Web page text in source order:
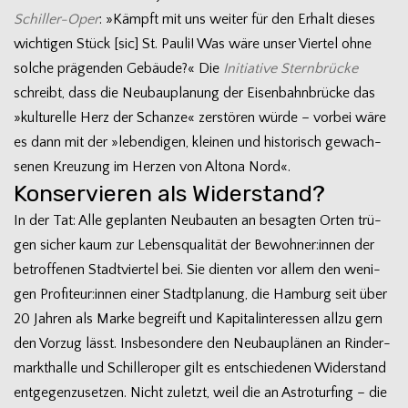
Schiller-Oper: »Kämpft mit uns wei­ter für den Erhalt die­ses
wich­ti­gen Stück [sic] St. Pauli! Was wäre unser Vier­tel ohne
sol­che prä­gen­den Gebäude?« Die Initia­tive Stern­brü­cke
schreibt, dass die Neu­bau­pla­nung der Eisen­bahn­brü­cke das
»kul­tu­relle Herz der Schanze« zer­stö­ren würde – vor­bei wäre
es dann mit der »leben­di­gen, klei­nen und his­to­risch gewach­
se­nen Kreu­zung im Her­zen von Altona Nord«.
Konservieren als Widerstand?
In der Tat: Alle geplan­ten Neu­bau­ten an besag­ten Orten trü­
gen sicher kaum zur Lebens­qua­li­tät der Bewohner:innen der
betrof­fe­nen Stadt­vier­tel bei. Sie dien­ten vor allem den weni­
gen Profiteur:innen einer Stadt­pla­nung, die Ham­burg seit über
20 Jah­ren als Marke begreift und Kapi­tal­in­ter­es­sen allzu gern
den Vor­zug lässt. Ins­be­son­dere den Neu­bau­plä­nen an Rin­der­
markt­halle und Schil­ler­oper gilt es ent­schie­de­nen Wider­stand
ent­ge­gen­zu­set­zen. Nicht zuletzt, weil die an Astro­tur­fing – die